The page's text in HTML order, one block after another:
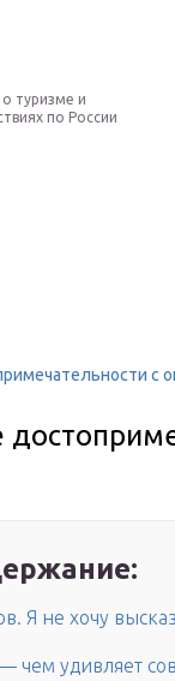
туризме и
по России
с
Я не хочу
чем удивляет